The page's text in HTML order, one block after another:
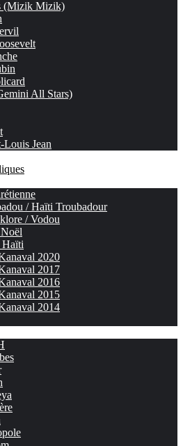
(Mizik Mizik)
All Stars)
Jean
/ Haïti Troubadour
/ Vodou
2020
2017
2016
2015
2014